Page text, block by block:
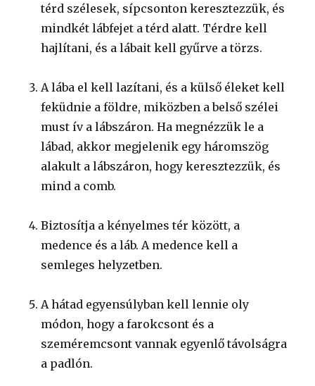
térd szélesek, sípcsonton keresztezzük, és
mindkét lábfejet a térd alatt. Térdre kell
hajlítani, és a lábait kell gyűrve a törzs.
A lába el kell lazítani, és a külső éleket kell
feküdnie a földre, miközben a belső szélei
must ív a lábszáron. Ha megnézzük le a
lábad, akkor megjelenik egy háromszög
alakult a lábszáron, hogy keresztezzük, és
mind a comb.
Biztosítja a kényelmes tér között, a
medence és a láb. A medence kell a
semleges helyzetben.
A hátad egyensúlyban kell lennie oly
módon, hogy a farokcsont és a
szeméremcsont vannak egyenlő távolságra
a padlón.